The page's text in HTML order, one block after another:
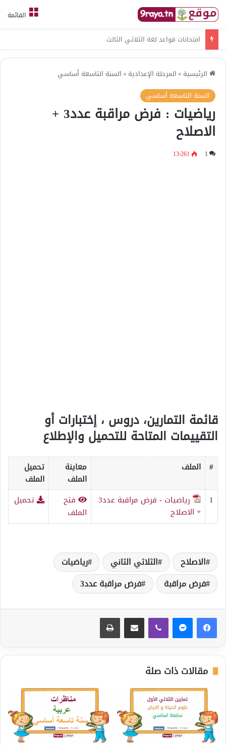
القائمة
امتحانات قواعد لغة الثلاثي الثالث
الرئيسية »المرحلة الإعدادية »السنة التاسعة أساسي
السنة التاسعة أساسي
رياضيات : فرض مراقبة عدد3 +
الاصلاح
1 13٬261
قائمة التمارين، دروس ، إختبارات أو
التقييمات المتاحة للتحميل والإطلاع
# الملف
معاينة
الملف
تحميل
الملف
1
رياضيات - فرض مراقبة عدد3
+ الاصلاح
فتح
الملف
تحميل
الاصلاح الثلاثي الثاني
رياضيات
فرض مراقبة
فرض مراقبة عدد3
مقالات ذات صلة